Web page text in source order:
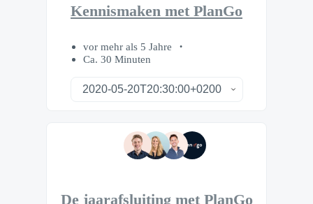
Kennismaken met PlanGo
vor mehr als 5 Jahre
Ca. 30 Minuten
De jaarafsluiting met PlanGo